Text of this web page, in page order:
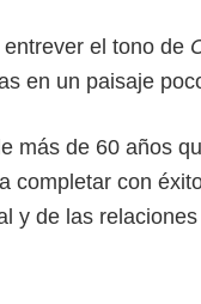
el tono de
en un paisaje
más de 60 años
completar con
y de las